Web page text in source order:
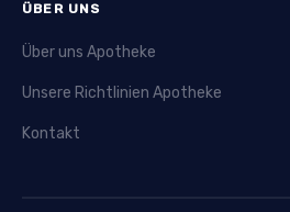
ÜBER UNS
Über uns Apotheke
Unsere Richtlinien Apotheke
Kontakt